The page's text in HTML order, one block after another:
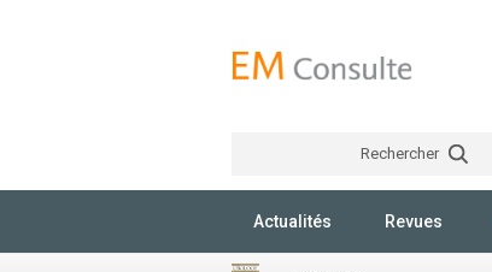
Rechercher
Actualités Revues